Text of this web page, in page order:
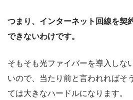
つまり、インターネット回線を契
できないわけです。
そもそも光ファイバーを導入しな
いので、当たり前と言われればそ
ては大きなハードルになります。